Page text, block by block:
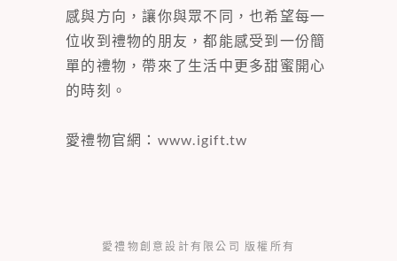
感與方向，讓你與眾不同，也希望每一
位收到禮物的朋友，都能感受到一份簡
單的禮物，帶來了生活中更多甜蜜開心
的時刻。
愛禮物官網： www.igift.tw
愛禮物創意設計有限公司 版權所有